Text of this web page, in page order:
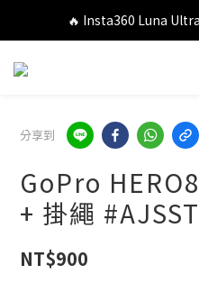
🔥 DJI OSMO POCKET
🔥 Insta360 Luna
🔥 Insta360 GO Ultra Hello
分享到
GoPro
+ 掛繩 #AJSST
NT$900